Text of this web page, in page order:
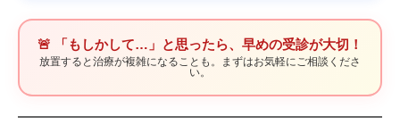
🚨 「もしかして…」と思ったら、早めの受診が大切！
放置すると治療が複雑になることも。まずはお気軽にご相談くださ
い。